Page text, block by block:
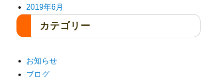
2019年6月
カテゴリー
お知らせ
ブログ